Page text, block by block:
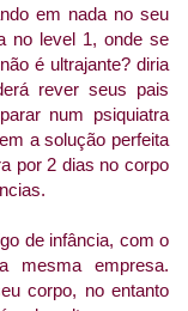
em nada no seu
no level 1, onde se
é ultrajante? diria
rever seus pais
num psiquiatra
a solução perfeita
por 2 dias no corpo
de infância, com o
mesma empresa.
corpo, no entanto